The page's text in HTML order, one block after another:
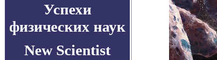
Успехи
физических наук
New Scientist